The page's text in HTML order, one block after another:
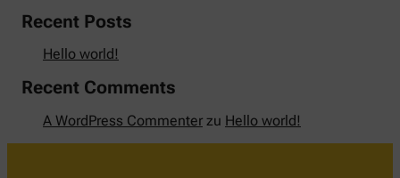
Recent Posts
Hello world!
Recent Comments
A WordPress Commenter zu Hello world!